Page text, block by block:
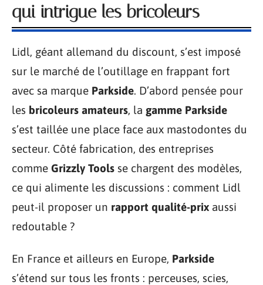
qui intrigue les bricoleurs
Lidl, géant allemand du discount, s’est imposé
sur le marché de l’outillage en frappant fort
avec sa marque Parkside. D’abord pensée pour
les bricoleurs amateurs, la gamme Parkside
s’est taillée une place face aux mastodontes du
secteur. Côté fabrication, des entreprises
comme Grizzly Tools se chargent des modèles,
ce qui alimente les discussions : comment Lidl
peut-il proposer un rapport qualité-prix aussi
redoutable ?
En France et ailleurs en Europe, Parkside
s’étend sur tous les fronts : perceuses, scies,